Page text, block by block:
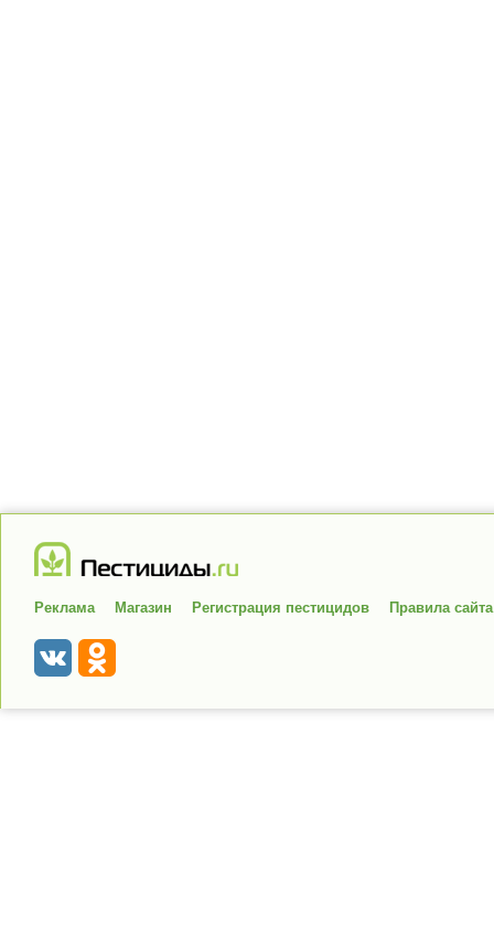
Реклама Магазин Регистрация пестицидов Правила сайта